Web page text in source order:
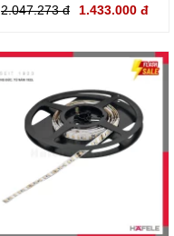
2.047.273 đ 1.433.000 đ